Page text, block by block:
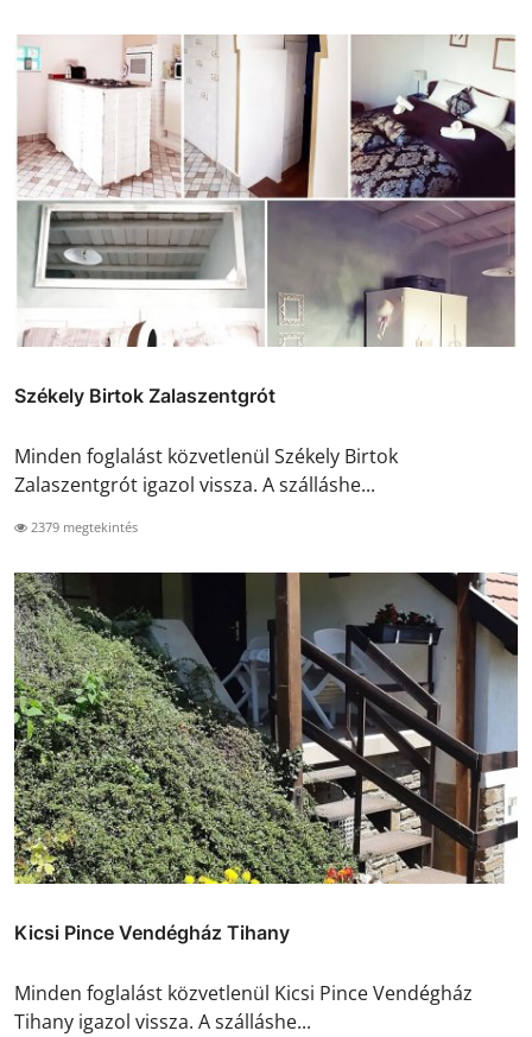
Székely Birtok Zalaszentgrót
Minden foglalást közvetlenül Székely Birtok
Zalaszentgrót igazol vissza. A szálláshe...
2379 megtekintés
Kicsi Pince Vendégház Tihany
Minden foglalást közvetlenül Kicsi Pince Vendégház
Tihany igazol vissza. A szálláshe...